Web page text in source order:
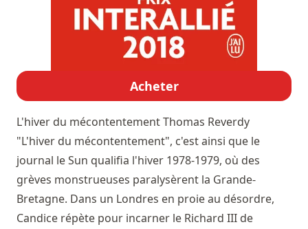
Acheter
L'hiver du mécontentementThomas Reverdy
"L'hiver du mécontentement", c'est ainsi que le
journal le Sun qualifia l'hiver 1978-1979, où des
grèves monstrueuses paralysèrent la Grande-
Bretagne. Dans un Londres en proie au désordre,
Candice répète pour incarner le Richard III de